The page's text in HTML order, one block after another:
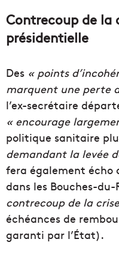
Contrecoup de la
présidentielle
Des « points
marquent une perte
l’ex-secrétaire
« encourage
politique sanitaire
demandant la levée
fera également écho
dans les Bouches-
contrecoup de la
échéances de
garanti par l’État).